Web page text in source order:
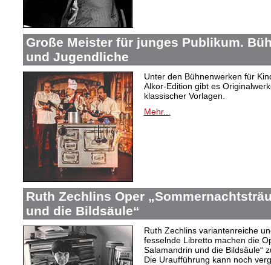
Große Meister für junges Publikum.
und Jugendliche
Unter den Bühnenwerken für
Alkor-Edition gibt es
klassischer Vorlagen.
Mehr...
Ruth Zechlins Oper
und die Bildsäule“
Ruth Zechlins variantenreiche
fesselnde Libretto machen die
Salamandrin und die Bildsäule“
Die Uraufführung kann noch